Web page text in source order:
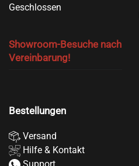
Geschlossen
Showroom-Besuche nach
Vereinbarung!
Bestellungen
Versand
Hilfe & Kontakt